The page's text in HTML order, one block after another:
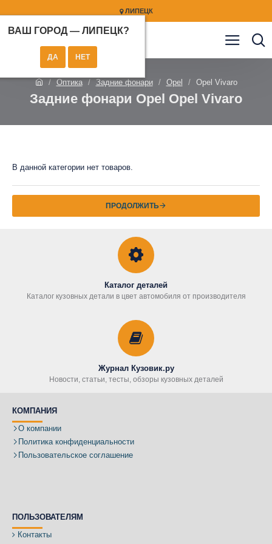
ЛИПЕЦК
ВАШ ГОРОД — ЛИПЕЦК?
Оптика Задние фонари Opel Opel Vivaro
Задние фонари Opel Opel Vivaro
В данной категории нет товаров.
ПРОДОЛЖИТЬ
Каталог деталей
Каталог кузовных детали в цвет автомобиля от производителя
Журнал Кузовик.ру
Новости, статьи, тесты, обзоры кузовных деталей
КОМПАНИЯ
О компании
Политика конфиденциальности
Пользовательское соглашение
ПОЛЬЗОВАТЕЛЯМ
Контакты